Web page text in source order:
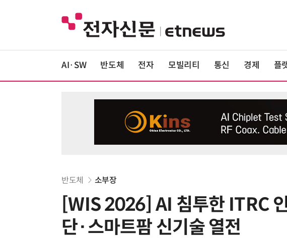
AI·SW 반도체 전자 모빌리티 통신 경제 플
반도체 소부장
[WIS 2026] AI 침투한 ITRC
단·스마트팜 신기술 열전